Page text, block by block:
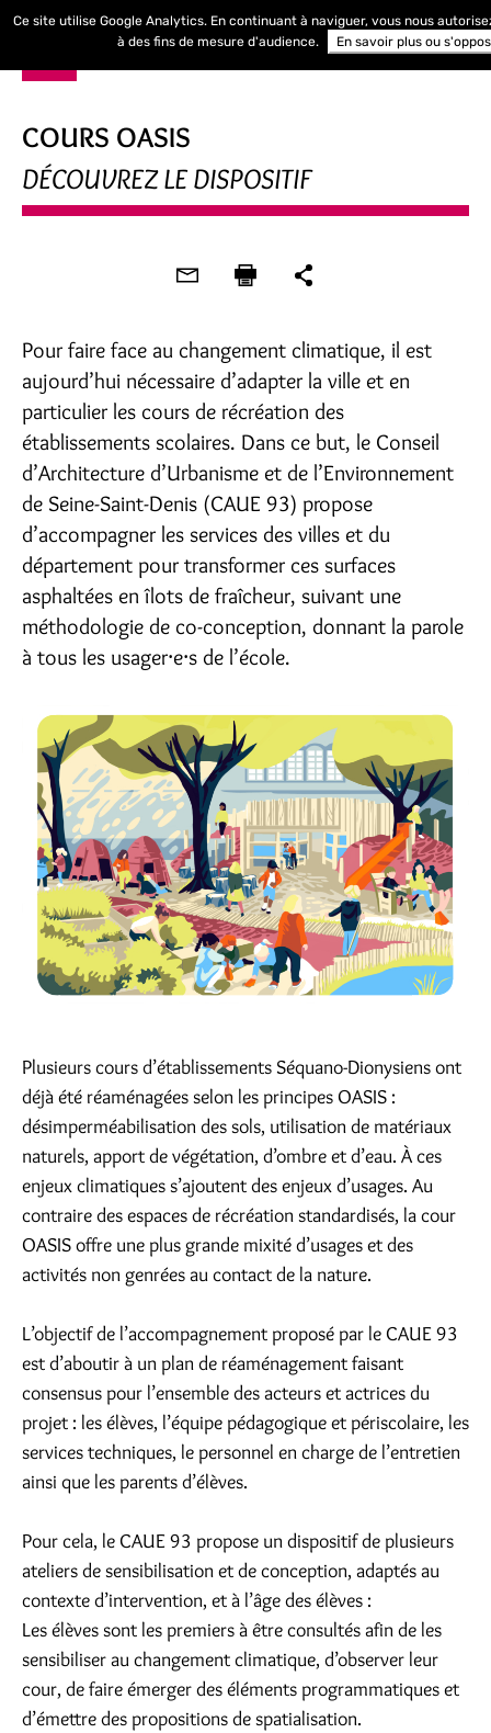
COURS OASIS
DÉCOUVREZ LE DISPOSITIF
Pour faire face au changement climatique, il est
aujourd’hui nécessaire d’adapter la ville et en
particulier les cours de récréation des
établissements scolaires. Dans ce but, le Conseil
d’Architecture d’Urbanisme et de l’Environnement
de Seine-Saint-Denis (CAUE 93) propose
d’accompagner les services des villes et du
département pour transformer ces surfaces
asphaltées en îlots de fraîcheur, suivant une
méthodologie de co-conception, donnant la parole
à tous les usager⸱e⸱s de l’école.
Plusieurs cours d’établissements Séquano-Dionysiens ont
déjà été réaménagées selon les principes OASIS :
désimperméabilisation des sols, utilisation de matériaux
naturels, apport de végétation, d’ombre et d’eau. À ces
enjeux climatiques s’ajoutent des enjeux d’usages. Au
contraire des espaces de récréation standardisés, la cour
OASIS offre une plus grande mixité d’usages et des
activités non genrées au contact de la nature.
L’objectif de l’accompagnement proposé par le CAUE 93
est d’aboutir à un plan de réaménagement faisant
consensus pour l’ensemble des acteurs et actrices du
projet : les élèves, l’équipe pédagogique et périscolaire, les
services techniques, le personnel en charge de l’entretien
ainsi que les parents d’élèves.
Pour cela, le CAUE 93 propose un dispositif de plusieurs
ateliers de sensibilisation et de conception, adaptés au
contexte d’intervention, et à l’âge des élèves :
Les élèves sont les premiers à être consultés afin de les
sensibiliser au changement climatique, d’observer leur
cour, de faire émerger des éléments programmatiques et
d’émettre des propositions de spatialisation.
Ce site utilise Google Analytics. En continuant à naviguer, vous nous
à des fins de mesure d'audience.
En savoir plus ou